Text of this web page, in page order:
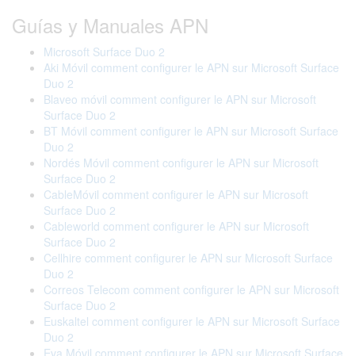
Guías y Manuales APN
Microsoft Surface Duo 2
Aki Móvil comment configurer le APN sur Microsoft Surface
Duo 2
Blaveo móvil comment configurer le APN sur Microsoft
Surface Duo 2
BT Móvil comment configurer le APN sur Microsoft Surface
Duo 2
Nordés Móvil comment configurer le APN sur Microsoft
Surface Duo 2
CableMóvil comment configurer le APN sur Microsoft
Surface Duo 2
Cableworld comment configurer le APN sur Microsoft
Surface Duo 2
Cellhire comment configurer le APN sur Microsoft Surface
Duo 2
Correos Telecom comment configurer le APN sur Microsoft
Surface Duo 2
Euskaltel comment configurer le APN sur Microsoft Surface
Duo 2
Eva Móvil comment configurer le APN sur Microsoft Surface